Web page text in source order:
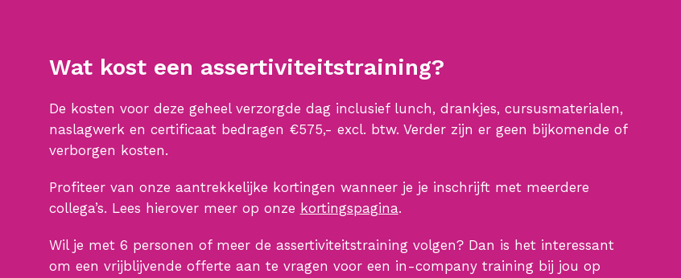
Wat kost een assertiviteitstraining?
De kosten voor deze geheel verzorgde dag inclusief lunch, drankjes, cursusmaterialen,
naslagwerk en certificaat bedragen €575,- excl. btw. Verder zijn er geen bijkomende of
verborgen kosten.
Profiteer van onze aantrekkelijke kortingen wanneer je je inschrijft met meerdere
collega’s. Lees hierover meer op onze kortingspagina.
Wil je met 6 personen of meer de assertiviteitstraining volgen? Dan is het interessant
om een vrijblijvende offerte aan te vragen voor een in-company training bij jou op